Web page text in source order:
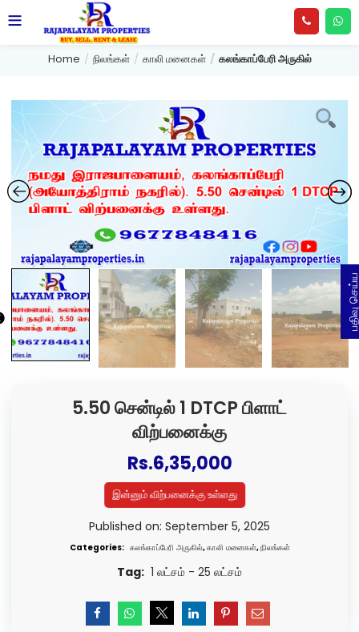
Home நிலங்கள் காலி மனைகள் கலங்காப்பேரி அருகில்
5.50 சென்டில் 1 DTCP பிளாட்
விற்பனைக்கு
Rs.6,35,000
இன்னும் விற்பனைக்கு உள்ளது
Published on: September 5, 2025
Categories: கலங்காப்பேரி அருகில்,காலி மனைகள்,நிலங்கள்
Tag: 1 லட்சம் - 25 லட்சம்